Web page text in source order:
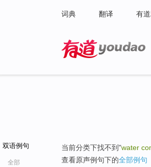
词典 翻译 有
双语例句
全部
当前分类下找不到"water
查看原声例句下的全部例句